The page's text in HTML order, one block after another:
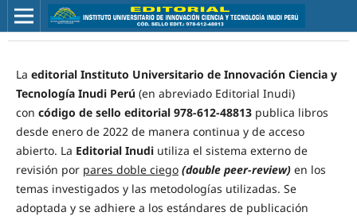
La editorial Instituto Universitario de Innovación Ciencia y
Tecnología Inudi Perú(en abreviado Editorial Inudi)
con código de sello editorial 978-612-48813publica libros
desde enero de 2022 de manera continua y de acceso
abierto. La Editorial Inudi utiliza el sistema externo de
revisión por pares doble ciego (double peer-review)en los
temas investigados y las metodologías utilizadas. Se
adoptada y se adhiere a los estándares de publicación